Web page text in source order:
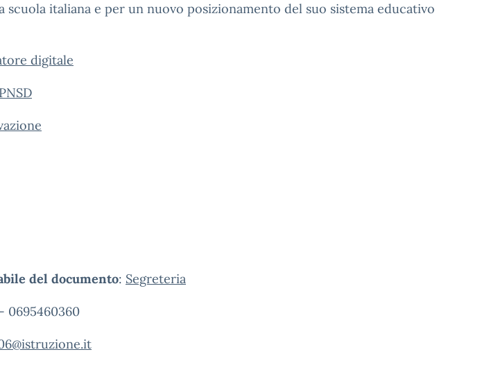
scuola italiana e per un nuovo posizionamento del suo sistema educativo
digitale
del documento: Segreteria
0695460360